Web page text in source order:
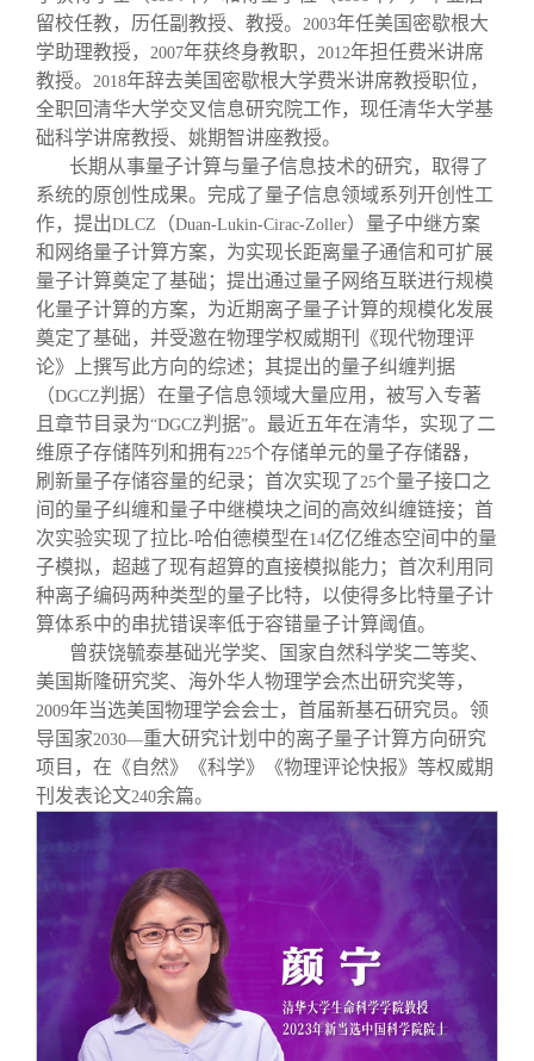
留校任教，历任副教授、教授。 2003年任美国密歇根大
学助理教授， 2007年获终身教职， 2012年担任费米讲席
教授。 2018年辞去美国密歇根大学费米讲席教授职位，
全职回清华大学交叉信息研究院工作，现任清华大学基
础科学讲席教授、姚期智讲座教授。
长期从事量子计算与量子信息技术的研究，取得了
系统的原创性成果。完成了量子信息领域系列开创性工
作，提出DLCZ （Duan-Lukin-Cirac-Zoller）量子中继方案
和网络量子计算方案，为实现长距离量子通信和可扩展
量子计算奠定了基础；提出通过量子网络互联进行规模
化量子计算的方案，为近期离子量子计算的规模化发展
奠定了基础，并受邀在物理学权威期刊《现代物理评
论》上撰写此方向的综述；其提出的量子纠缠判据
（DGCZ判据）在量子信息领域大量应用，被写入专著
且章节目录为“DGCZ判据”。最近五年在清华，实现了二
维原子存储阵列和拥有225个存储单元的量子存储器，
刷新量子存储容量的纪录；首次实现了25个量子接口之
间的量子纠缠和量子中继模块之间的高效纠缠链接；首
次实验实现了拉比-哈伯德模型在14亿亿维态空间中的量
子模拟，超越了现有超算的直接模拟能力；首次利用同
种离子编码两种类型的量子比特，以使得多比特量子计
算体系中的串扰错误率低于容错量子计算阈值。
曾获饶毓泰基础光学奖、国家自然科学奖二等奖、
美国斯隆研究奖、海外华人物理学会杰出研究奖等，
2009年当选美国物理学会会士，首届新基石研究员。领
导国家2030—重大研究计划中的离子量子计算方向研究
项目，在《自然》《科学》《物理评论快报》等权威期
刊发表论文240余篇。